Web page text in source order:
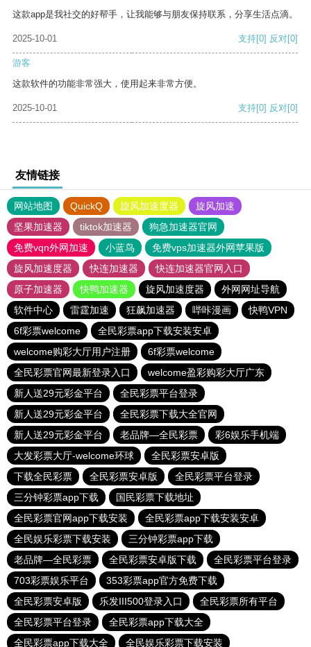
这款app是我社交的好帮手，让我能够与朋友保持联系，分享生活点滴。
2025-10-01 支持[0] 反对[0]
游客
这款软件的功能非常强大，使用起来非常方便。
2025-10-01 支持[0] 反对[0]
友情链接
网站地图 QuickQ 旋风加速度器
旋风加速
坚果加速器
tiktok加速器
狗急加速器官网
免费vqn外网加速
小蓝鸟
免费vps加速器外网苹果版
旋风加速度器
快连加速器
快连加速器官网入口
原子加速器
快鸭加速器 旋风加速度器
外网网址导航
软件中心
雷霆加速 狂飙加速器 哔咔漫画
快鸭VPN
6f彩票welcome
全民彩票app下载安装安卓
welcome购彩大厅用户注册
6f彩票welcome
全民彩票官网最新登录入口
welcome盈彩购彩大厅广东
新人送29元彩金平台
全民彩票平台登录
新人送29元彩金平台
全民彩票下载大全官网
新人送29元彩金平台
老品牌—全民彩票
彩6娱乐手机端
大发彩票大厅-welcome环球
全民彩票安卓版
下载全民彩票
全民彩票安卓版
全民彩票平台登录
三分钟彩票app下载
国民彩票下载地址
全民彩票官网app下载安装
全民彩票app下载安装安卓
全民娱乐彩票下载安装
三分钟彩票app下载
老品牌—全民彩票
全民彩票安卓版下载
全民彩票平台登录
703彩票娱乐平台
353彩票app官方免费下载
全民彩票安卓版
乐发III500登录入口
全民彩票所有平台
全民彩票平台登录
全民彩票app下载大全
全民彩票app下载大全
全民娱乐彩票下载安装